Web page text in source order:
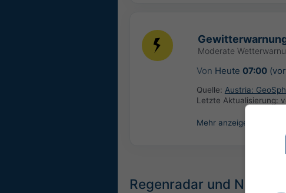
Moderate
Von Heute 07:00(vor
Quelle: Austria:
Letzte Aktualisierung:
Mehr anzeigen
Regenradar und